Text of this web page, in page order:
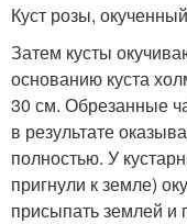
Куст розы,
Затем кусты
основанию куста
30 см. Обрезанные
в результате
полностью. У
пригнули к земле)
присыпать землей и